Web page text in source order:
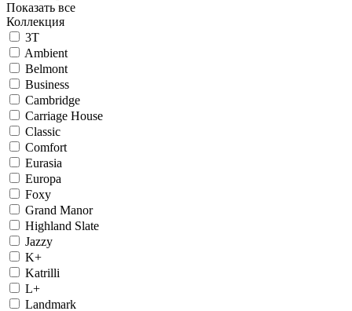
Показать все
Коллекция
3T
Ambient
Belmont
Business
Cambridge
Carriage House
Classic
Comfort
Eurasia
Europa
Foxy
Grand Manor
Highland Slate
Jazzy
K+
Katrilli
L+
Landmark